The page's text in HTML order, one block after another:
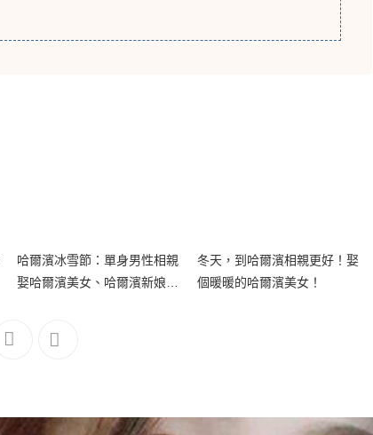
哈爾濱冰雪節：單身男性相親
娶哈爾濱美女、哈爾濱新娘的
冬天，到哈爾濱相親更好！娶
個暖暖的哈爾濱美女！